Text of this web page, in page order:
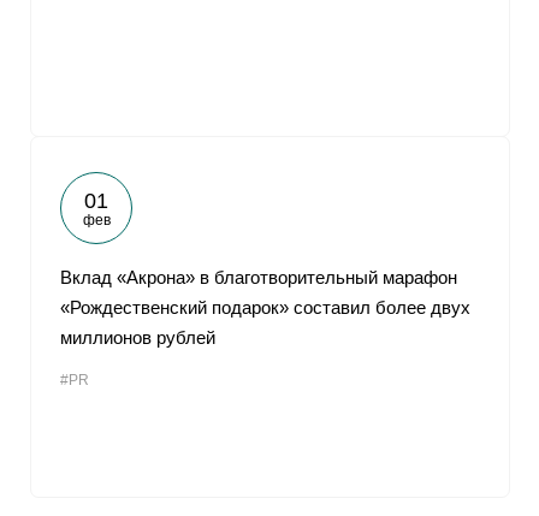
01
фев
Вклад «Акрона» в благотворительный марафон
«Рождественский подарок» составил более двух
миллионов рублей
#PR